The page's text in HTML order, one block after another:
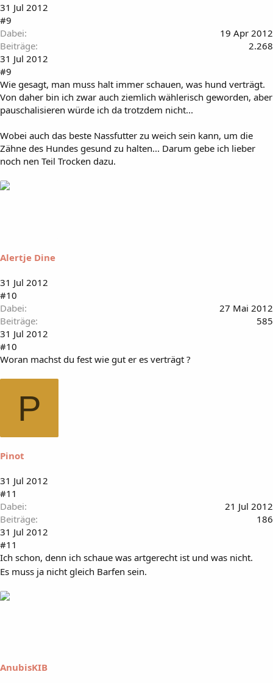
31 Jul 2012
#9
Dabei
19 Apr 2012
Beiträge
2.268
31 Jul 2012
#9
Wie gesagt, man muss halt immer schauen, was hund verträgt.
Von daher bin ich zwar auch ziemlich wählerisch geworden, aber
pauschalisieren würde ich da trotzdem nicht...
Wobei auch das beste Nassfutter zu weich sein kann, um die
Zähne des Hundes gesund zu halten... Darum gebe ich lieber
noch nen Teil Trocken dazu.
Alertje Dine
31 Jul 2012
#10
Dabei
27 Mai 2012
Beiträge
585
31 Jul 2012
#10
Woran machst du fest wie gut er es verträgt ?
P
Pinot
31 Jul 2012
#11
Dabei
21 Jul 2012
Beiträge
186
31 Jul 2012
#11
Ich schon, denn ich schaue was artgerecht ist und was nicht.
Es muss ja nicht gleich Barfen sein.
AnubisKIB